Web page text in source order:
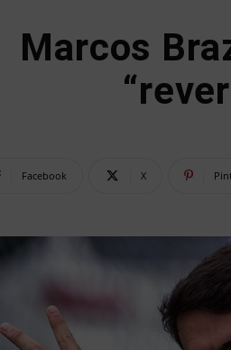
Marcos
Facebook X